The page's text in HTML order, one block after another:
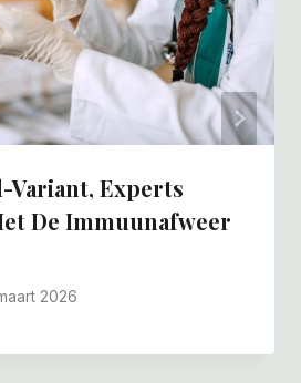
Variant, Experts
De Immuunafweer
2026